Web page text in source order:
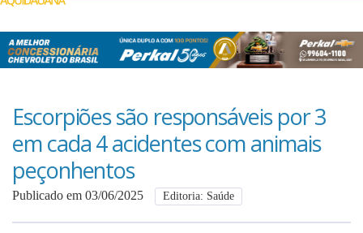
Home
Anuncie
Anuncie
Escorpiões são responsáveis por 3
em cada 4 acidentes com animais
peçonhentos
Publicado em 03/06/2025 Editoria: Saúde